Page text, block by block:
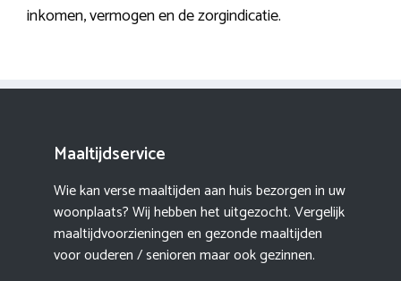
inkomen, vermogen en de zorgindicatie.
Maaltijdservice
Wie kan verse maaltijden aan huis bezorgen in uw
woonplaats? Wij hebben het uitgezocht. Vergelijk
maaltijdvoorzieningen en gezonde maaltijden
voor ouderen / senioren maar ook gezinnen.